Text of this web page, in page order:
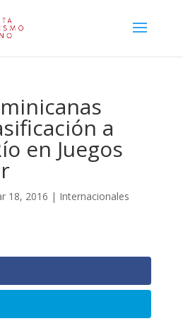
a
en Juegos
18, 2016 | Internacionales